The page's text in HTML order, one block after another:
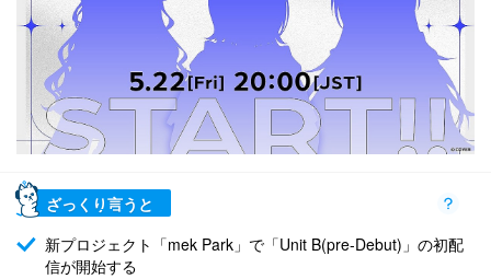
ざっくり言うと
新プロジェクト「mek Park」で「Unit B(pre-Debut)」の初配
信が開始する